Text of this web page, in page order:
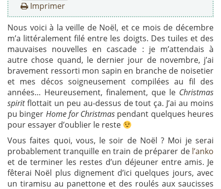
Imprimer
Nous voici à la veille de Noël, et ce mois de décembre
m’a littéralement filé entre les doigts. Des tuiles et des
mauvaises nouvelles en cascade : je m’attendais à
autre chose quand, le dernier jour de novembre, j’ai
bravement ressorti mon sapin en branche de noisetier
et mes décos soigneusement compilées au fil des
années… Heureusement, finalement, que le Christmas
spiritflottait un peu au-dessus de tout ça. J’ai au moins
pu binger Home for Christmas pendant quelques heures
pour essayer d’oublier le reste
Vous faites quoi, vous, le soir de Noël ? Moi je serai
probablement tranquille en train de préparer de l’anko
et de terminer les restes d’un déjeuner entre amis. Je
fêterai Noël plus dignement d’ici quelques jours, avec
un tiramisu au panettone et des roulés aux saucisses